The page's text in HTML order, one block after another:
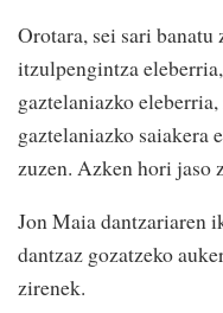
Orotara, sei sari
itzulpengintza
gaztelaniazko
gaztelaniazko saiakera
zuzen. Azken hori jaso
Jon Maia dantzariaren
dantzaz gozatzeko
zirenek.